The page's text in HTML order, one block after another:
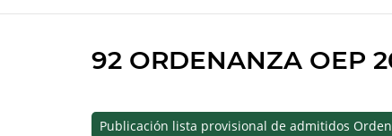
92 ORDENANZA OEP
Publicación lista provisional de admitidos